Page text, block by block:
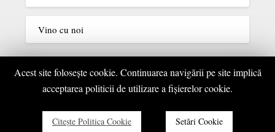
Vino cu noi
COMENTARII RECENTE
Elisabeta MilitarulaParcul Targu – Jiu – 1986
Acest site foloseşte cookie. Continuarea navigării pe site implică
acceptarea politicii de utilizare a fişierelor cookie.
Citeşte Politica Cookie Setări Cookie